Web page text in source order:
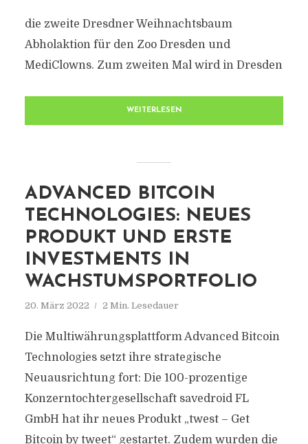
die zweite Dresdner Weihnachtsbaum
Abholaktion für den Zoo Dresden und
MediClowns. Zum zweiten Mal wird in Dresden
WEITERLESEN
ADVANCED BITCOIN
TECHNOLOGIES: NEUES
PRODUKT UND ERSTE
INVESTMENTS IN
WACHSTUMSPORTFOLIO
20. März 2022 2 Min. Lesedauer
Die Multiwährungsplattform Advanced Bitcoin
Technologies setzt ihre strategische
Neuausrichtung fort: Die 100-prozentige
Konzerntochtergesellschaft savedroid FL
GmbH hat ihr neues Produkt „twest – Get
Bitcoin by tweet“ gestartet. Zudem wurden die